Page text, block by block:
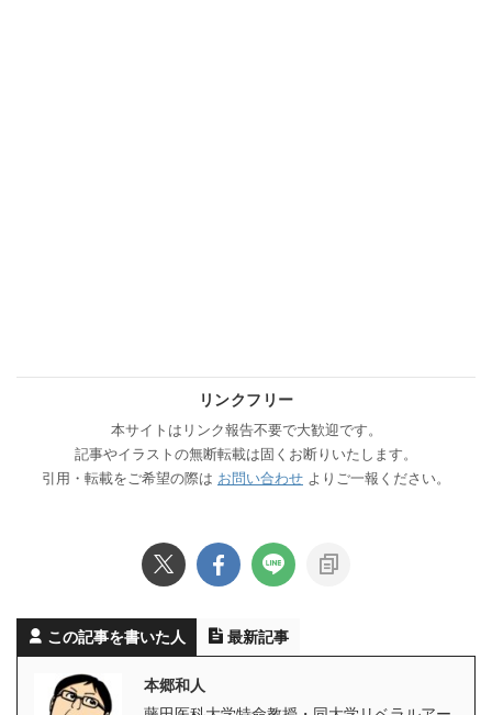
リンクフリー
本サイトはリンク報告不要で大歓迎です。
記事やイラストの無断転載は固くお断りいたします。
引用・転載をご希望の際は お問い合わせ よりご一報ください。
この記事を書いた人 最新記事
本郷和人